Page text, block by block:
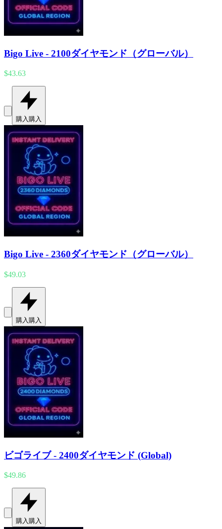
Bigo Live - 2100ダイヤモンド（グローバル）
$43.63
購入購入
Bigo Live - 2360ダイヤモンド（グローバル）
$49.03
購入 購入
ビゴライブ - 2400ダイヤモンド (Global)
$49.86
購入購入